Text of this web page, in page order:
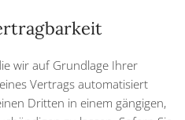
wir auf Grundlage Ihrer
Vertrags automatisiert
Dritten in einem gängigen,